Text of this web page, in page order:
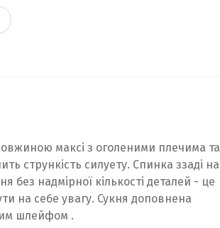
максі з оголеними плечима та
стрункість силуету. Спинка ззаді на
без надмірної кількості деталей - це
на себе увагу. Сукня доповнена
шлейфом .